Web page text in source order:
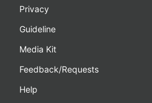
Privacy
Guideline
Media Kit
Feedback/Requests
Help